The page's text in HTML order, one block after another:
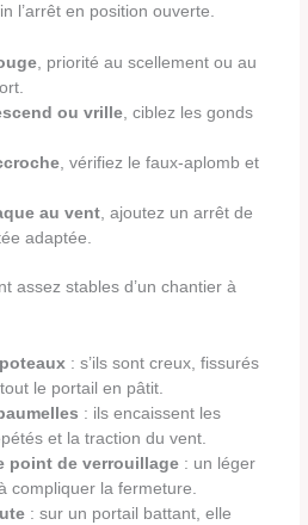
l’arrêt en position ouverte.
, priorité au scellement ou au
ou vrille , ciblez les gonds
, vérifiez le faux-aplomb et
au vent , ajoutez un arrêt de
adaptée.
assez stables d’un chantier à
: s’ils sont creux, fissurés
le portail en pâtit.
: ils encaissent les
et la traction du vent.
point de verrouillage : un léger
compliquer la fermeture.
: sur un portail battant, elle